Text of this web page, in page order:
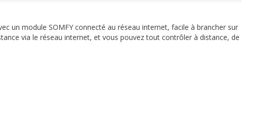
un module SOMFY connecté au réseau internet, facile à brancher sur
via le réseau internet, et vous pouvez tout contrôler à distance, de